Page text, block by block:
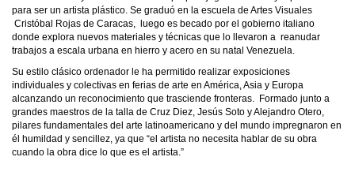
para ser un artista plástico. Se graduó en la escuela de Artes Visuales
Cristóbal Rojas de Caracas, luego es becado por el gobierno italiano
donde explora nuevos materiales y técnicas que lo llevaron a reanudar
trabajos a escala urbana en hierro y acero en su natal Venezuela.
Su estilo clásico ordenador le ha permitido realizar exposiciones
individuales y colectivas en ferias de arte en América, Asia y Europa
alcanzando un reconocimiento que trasciende fronteras. Formado junto a
grandes maestros de la talla de Cruz Diez, Jesús Soto y Alejandro Otero,
pilares fundamentales del arte latinoamericano y del mundo impregnaron en
él humildad y sencillez, ya que “el artista no necesita hablar de su obra
cuando la obra dice lo que es el artista.”